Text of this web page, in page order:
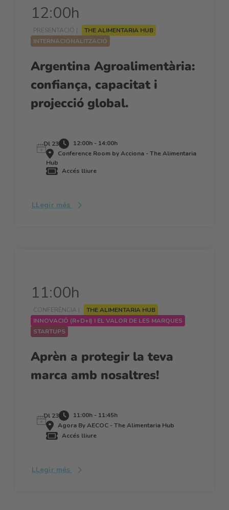
12:00h
PRESENTACIÓ |
THE ALIMENTARIA HUB
INTERNACIONALITZACIÓ
Argentina Agroalimentària:
confiança, capacitat i
projecció global.
Dl 23
12:00h - 14:00h
Conference Room by Acciona - The Alimentaria
Hub
Accés lliure
LLegir més
11:00h
CONFERÈNCIA |
THE ALIMENTARIA HUB
INNOVACIÓ (R+D+I) I EL VALOR DE LES MARQUES
STARTUPS
Aprèn a protegir la teva
marca amb nosaltres!
Dl 23
11:00h - 11:45h
Agora By AECOC - The Alimentaria Hub
Accés lliure
LLegir més